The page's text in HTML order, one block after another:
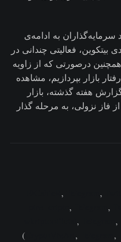
سرمایه‌گذاران به ادامه‌ی
فعالیتی چندانی در
درصورتی که از زاویه
بازار بپردازیم، مشاهده
هفته گذشته، بازار
فاز نزولی، به مرحله گذار
, ,
, ,
, ,
, ,
)